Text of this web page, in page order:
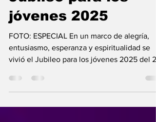
13 ago 2025
3 min de lectura
Jubileo para los
jóvenes 2025
FOTO: ESPECIAL En un marco de alegría,
entusiasmo, esperanza y espiritualidad se